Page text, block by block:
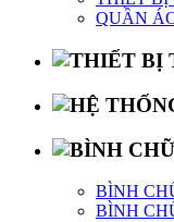
QUẦN
BÌNH
BÌNH